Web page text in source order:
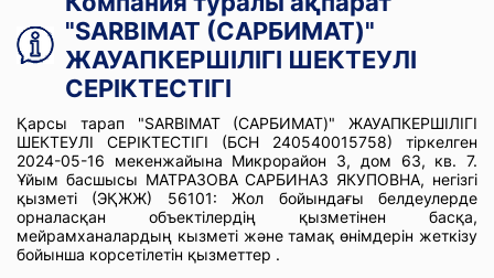
"SARBIMAT (САРБИМАТ)"
ЖАУАПКЕРШІЛІГІ ШЕКТЕУЛІ
СЕРІКТЕСТІГІ
Қарсы тарап "SARBIMAT (САРБИМАТ)" ЖАУАПКЕРШІЛІГІ
ШЕКТЕУЛІ СЕРІКТЕСТІГІ (БСН 240540015758) тіркелген
2024-05-16 мекенжайына Микрорайон 3, дом 63, кв. 7.
Ұйым басшысы МАТРАЗОВА САРБИНАЗ ЯКУПОВНА, негізгі
қызметі (ЭҚЖЖ) 56101: Жол бойындағы белдеулерде
орналасқан объектілердің қызметінен басқа,
мейрамханалардың кызметі және тамақ өнімдерін жеткізу
бойынша корсетілетін қызметтер .